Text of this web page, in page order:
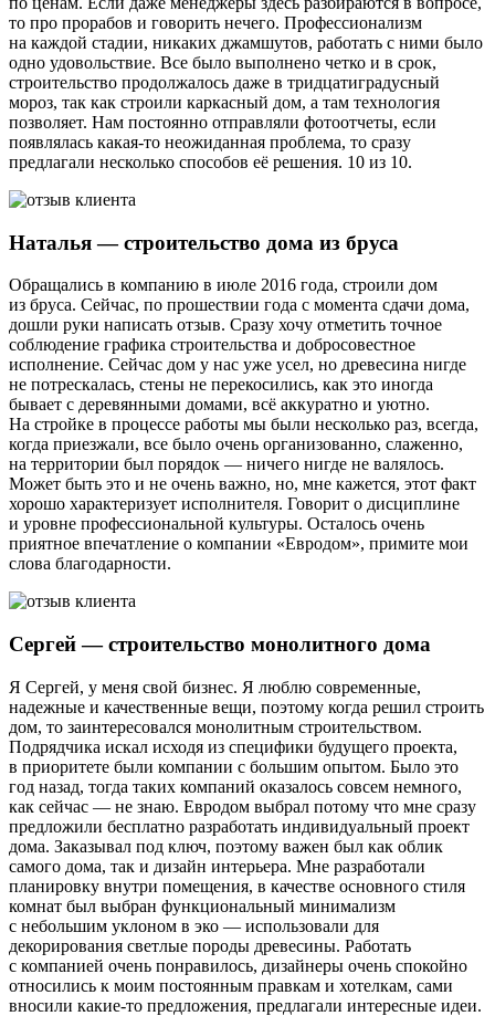
то про прорабов и говорить нечего. Профессионализм
на каждой стадии, никаких джамшутов, работать с ними было
одно удовольствие. Все было выполнено четко и в срок,
строительство продолжалось даже в тридцатиградусный
мороз, так как строили каркасный дом, а там технология
позволяет. Нам постоянно отправляли фотоотчеты, если
появлялась какая-то неожиданная проблема, то сразу
предлагали несколько способов её решения. 10 из 10.
Наталья — строительство дома из бруса
Обращались в компанию в июле 2016 года, строили дом
из бруса. Сейчас, по прошествии года с момента сдачи дома,
дошли руки написать отзыв. Сразу хочу отметить точное
соблюдение графика строительства и добросовестное
исполнение. Сейчас дом у нас уже усел, но древесина нигде
не потрескалась, стены не перекосились, как это иногда
бывает с деревянными домами, всё аккуратно и уютно.
На стройке в процессе работы мы были несколько раз, всегда,
когда приезжали, все было очень организованно, слаженно,
на территории был порядок — ничего нигде не валялось.
Может быть это и не очень важно, но, мне кажется, этот факт
хорошо характеризует исполнителя. Говорит о дисциплине
и уровне профессиональной культуры. Осталось очень
приятное впечатление о компании «Евродом», примите мои
слова благодарности.
Сергей — строительство монолитного дома
Я Сергей, у меня свой бизнес. Я люблю современные,
надежные и качественные вещи, поэтому когда решил строить
дом, то заинтересовался монолитным строительством.
Подрядчика искал исходя из специфики будущего проекта,
в приоритете были компании с большим опытом. Было это
год назад, тогда таких компаний оказалось совсем немного,
как сейчас — не знаю. Евродом выбрал потому что мне сразу
предложили бесплатно разработать индивидуальный проект
дома. Заказывал под ключ, поэтому важен был как облик
самого дома, так и дизайн интерьера. Мне разработали
планировку внутри помещения, в качестве основного стиля
комнат был выбран функциональный минимализм
с небольшим уклоном в эко — использовали для
декорирования светлые породы древесины. Работать
с компанией очень понравилось, дизайнеры очень спокойно
относились к моим постоянным правкам и хотелкам, сами
вносили какие-то предложения, предлагали интересные идеи.